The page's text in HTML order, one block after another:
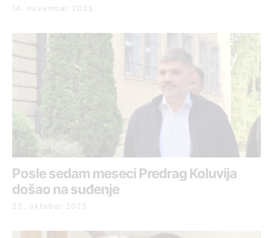
14. novembar 2025.
Posle sedam meseci Predrag Koluvija
došao na suđenje
23. oktobar 2025.